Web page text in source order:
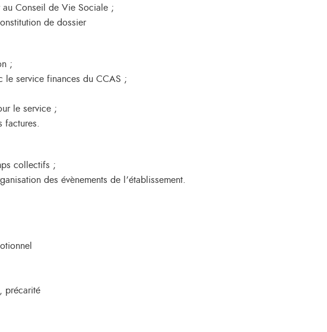
Conseil de Vie Sociale ;
de dossier
;
le service finances du CCAS ;
le service ;
collectifs ;
des évènements de l’établissement.
précarité